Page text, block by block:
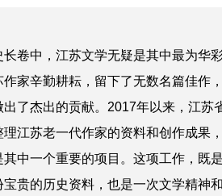
中，江苏文学无疑是其中最为华
家辛勤耕耘，留下了无数名篇佳作
了杰出的贡献。2017年以来，江苏
江苏老一代作家的资料和创作成果
中一个重要的项目。这项工作，既
贵的历史资料，也是一次文学精神